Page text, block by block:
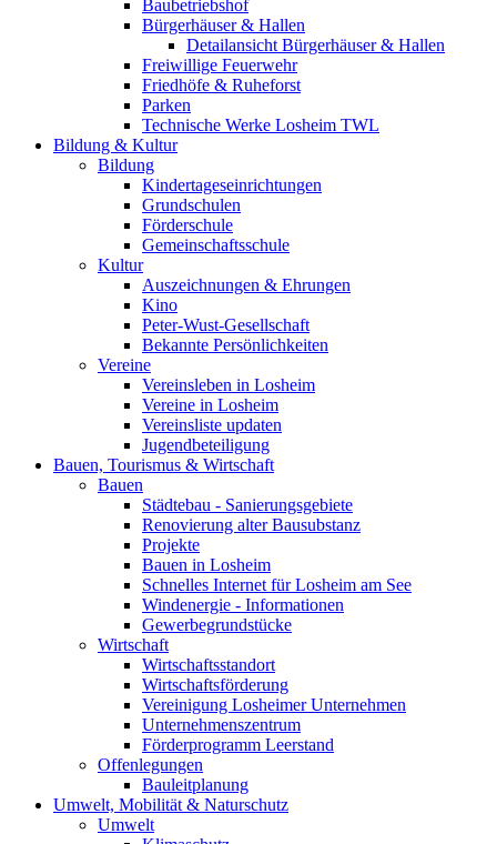
Baubetriebshof
Bürgerhäuser & Hallen
Detailansicht Bürgerhäuser & Hallen
Freiwillige Feuerwehr
Friedhöfe & Ruheforst
Parken
Technische Werke Losheim TWL
Bildung & Kultur
Bildung
Kindertageseinrichtungen
Grundschulen
Förderschule
Gemeinschaftsschule
Kultur
Auszeichnungen & Ehrungen
Kino
Peter-Wust-Gesellschaft
Bekannte Persönlichkeiten
Vereine
Vereinsleben in Losheim
Vereine in Losheim
Vereinsliste updaten
Jugendbeteiligung
Bauen, Tourismus & Wirtschaft
Bauen
Städtebau - Sanierungsgebiete
Renovierung alter Bausubstanz
Projekte
Bauen in Losheim
Schnelles Internet für Losheim am See
Windenergie - Informationen
Gewerbegrundstücke
Wirtschaft
Wirtschaftsstandort
Wirtschaftsförderung
Vereinigung Losheimer Unternehmen
Unternehmenszentrum
Förderprogramm Leerstand
Offenlegungen
Bauleitplanung
Umwelt, Mobilität & Naturschutz
Umwelt